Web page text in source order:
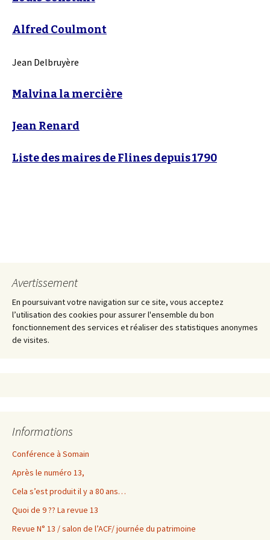
Alfred Coulmont
Jean Delbruyère
Malvina la mercière
Jean Renard
Liste des maires de Flines depuis 1790
Avertissement
En poursuivant votre navigation sur ce site, vous acceptez
l’utilisation des cookies pour assurer l'ensemble du bon
fonctionnement des services et réaliser des statistiques anonymes
de visites.
Informations
Conférence à Somain
Après le numéro 13,
Cela s’est produit il y a 80 ans…
Quoi de 9 ?? La revue 13
Revue N° 13 / salon de l’ACF/ journée du patrimoine